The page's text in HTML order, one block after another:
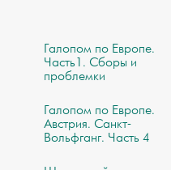
Галопом по Европе.
Часть1. Сборы и
проблемки
Галопом по Европе.
Австрия. Санкт-
Вольфганг. Часть 4